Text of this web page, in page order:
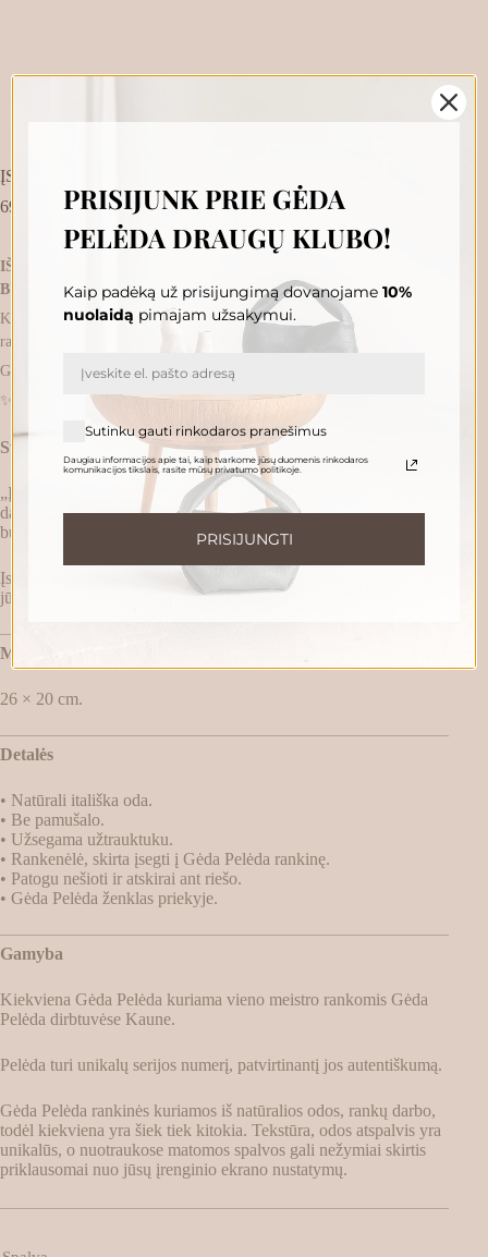
ĮSEGAMA Į PELĖDĄ PINIGINĖ COAL MAXI
69.00
IŠANKSTINIS UŽSAKYMAS - PELĖDA BUS KURIAMA
BŪTENT JUMS.
Kiekviena Gėda Pelėda kuriama tik po Jūsų užsakymo vieno meistro
rankomis mūsų dirbtuvėse Kaune.
Gamyba trunka apie4–6 savaites.
✨ Kai Pelėda bus paruošta, ją kruopščiai supakuosime ir išsiųsime.
Svarbiausi dalykai visada arčiausiai.
„Įsegama piniginė Maxi“ – sukurta tam, kad svarbiausi smulkūs
daiktai visada būtų lengvai pasiekiami. Kortelės, lūpdažis ar net
burtų receptai – viskas po vienu užtrauktuku.
Įsegta į Pelėdą ar nešama atskirai kaip piniginė – ji prisitaiko prie
jūsų norų.
Matmenys
26 × 20 cm.
Detalės
• Natūrali itališka oda.
• Be pamušalo.
• Užsegama užtrauktuku.
• Rankenėlė, skirta įsegti į Gėda Pelėda rankinę.
• Patogu nešioti ir atskirai ant riešo.
• Gėda Pelėda ženklas priekyje.
Gamyba
Kiekviena Gėda Pelėda kuriama vieno meistro rankomis Gėda
Pelėda dirbtuvėse Kaune.
Pelėda turi unikalų serijos numerį, patvirtinantį jos autentiškumą.
Gėda Pelėda rankinės kuriamos iš natūralios odos, rankų darbo,
todėl kiekviena yra šiek tiek kitokia. Tekstūra, odos atspalvis yra
unikalūs, o nuotraukose matomos spalvos gali nežymiai skirtis
priklausomai nuo jūsų įrenginio ekrano nustatymų.
PRISIJUNK PRIE GĖDA
PELĖDA DRAUGŲ KLUBO!
Kaip padėką už prisijungimą dovanojame 10%
nuolaidą pimajam užsakymui.
Sutinku gauti rinkodaros pranešimus
Daugiau informacijos apie tai, kaip tvarkome jūsų duomenis rinkodaros
komunikacijos tikslais, rasite mūsų privatumo politikoje.
PRISIJUNGTI